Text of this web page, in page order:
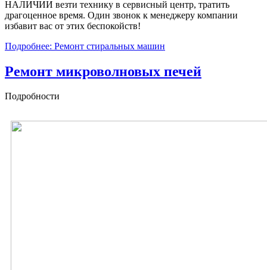
НАЛИЧИИ везти технику в сервисный центр, тратить
драгоценное время. Один звонок к менеджеру компании
избавит вас от этих беспокойств!
Подробнее: Ремонт стиральных машин
Ремонт микроволновых печей
Подробности